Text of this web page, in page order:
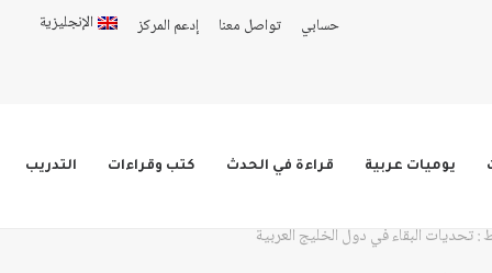
حسابي تواصل معنا إدعم المركز الإنجليزية
يوميات عربية قراءة في الحدث كتب وقراءات التدريب
: تحديات البقاء في دول الخليج العربية